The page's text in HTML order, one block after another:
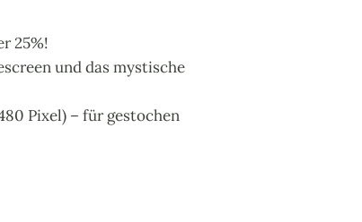
25%!
und das mystische
Pixel) – für gestochen